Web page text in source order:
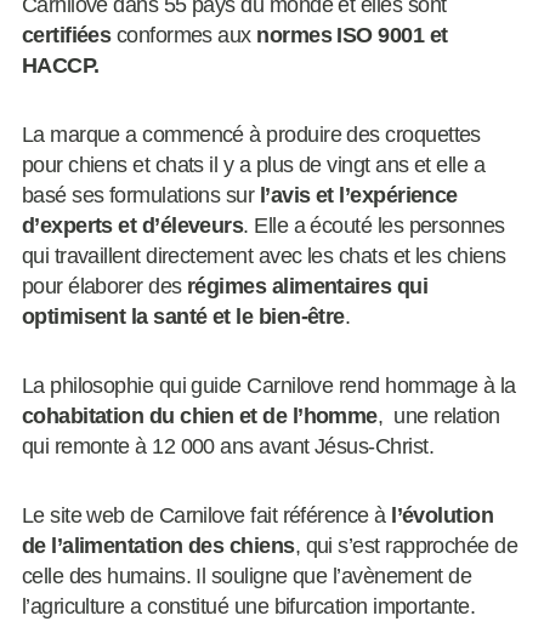
Carnilove dans 55 pays du monde et elles sont
certifiées conformes aux normes ISO 9001 et
HACCP.
La marque a commencé à produire des croquettes
pour chiens et chats il y a plus de vingt ans et elle a
basé ses formulations sur l’avis et l’expérience
d’experts et d’éleveurs. Elle a écouté les personnes
qui travaillent directement avec les chats et les chiens
pour élaborer des régimes alimentaires qui
optimisent la santé et le bien-être.
La philosophie qui guide Carnilove rend hommage à la
cohabitation du chien et de l’homme, une relation
qui remonte à 12 000 ans avant Jésus-Christ.
Le site web de Carnilove fait référence à l’évolution
de l’alimentation des chiens, qui s’est rapprochée de
celle des humains. Il souligne que l’avènement de
l’agriculture a constitué une bifurcation importante.